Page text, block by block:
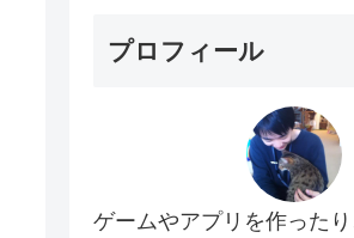
プロフィール
ゲームやアプリを作ったり